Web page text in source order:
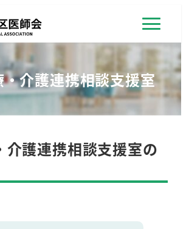
介護連携相談支援室
介護連携相談支援室の